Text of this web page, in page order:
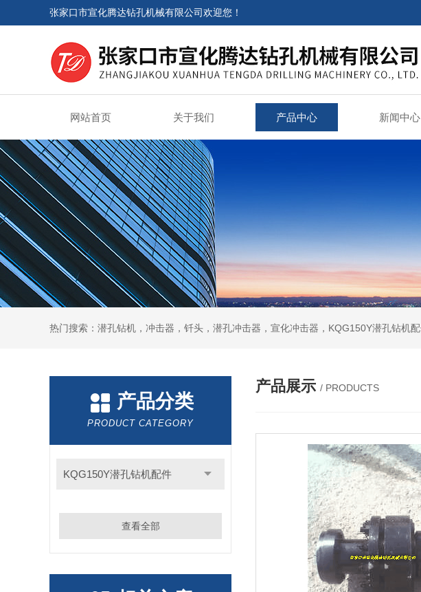
张家口市宣化腾达钻孔机械有限公司欢迎您！
网站首页 关于我们 产品中心 新闻中心
产品分类
PRODUCT CATEGORY
KQG150Y潜孔钻机配件
查看全部
产品展示 / PRODUCTS